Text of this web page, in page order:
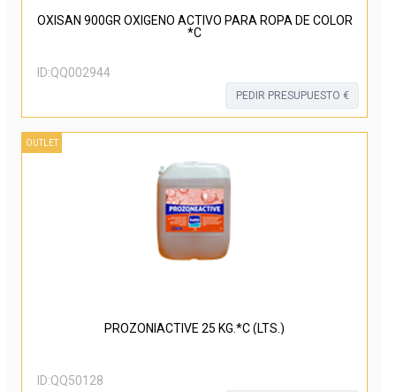
OXISAN 900GR OXIGENO ACTIVO PARA ROPA DE COLOR
*C
ID:QQ002944
PEDIR PRESUPUESTO €
OUTLET
PROZONIACTIVE 25 KG.*C (LTS.)
ID:QQ50128